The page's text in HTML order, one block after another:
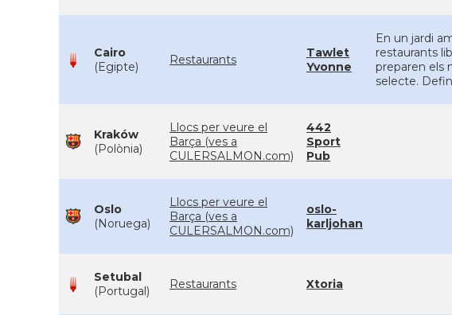
Cairo
(Egipte)
Restaurants
Tawlet
Yvonne
En un jardi
restaurants
preparen els
selecte.
Kraków
(Polònia)
Llocs per veure el
Barça (ves a
CULERSALMON.com)
442
Sport
Pub
Oslo
(Noruega)
Llocs per veure el
Barça (ves a
CULERSALMON.com)
oslo-
karljohan
Setubal
(Portugal)
Restaurants Xtoria